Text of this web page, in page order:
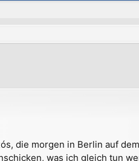
die morgen in Berlin auf
was ich gleich tun